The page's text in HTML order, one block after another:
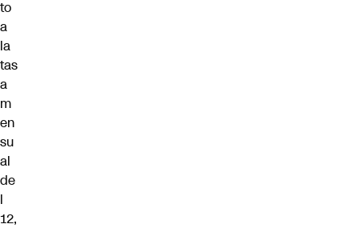
to
a
la
tas
a
m
en
su
al
de
l
12,